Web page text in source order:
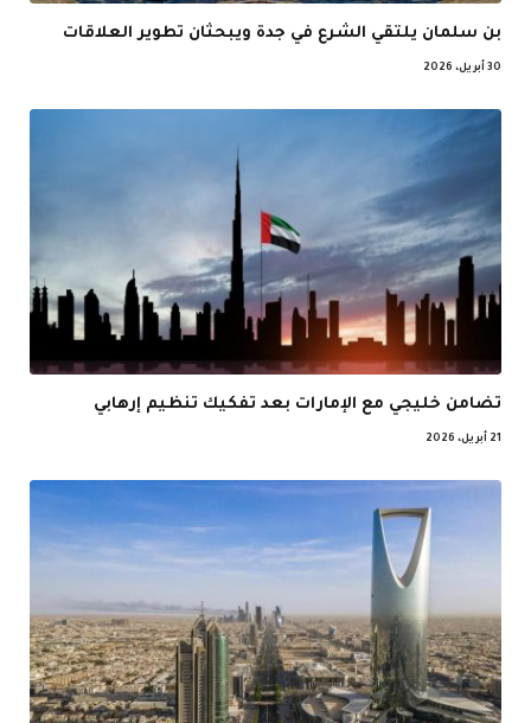
بن سلمان يلتقي الشرع في جدة ويبحثان تطوير العلاقات
30 أبريل، 2026
تضامن خليجي مع الإمارات بعد تفكيك تنظيم إرهابي
21 أبريل، 2026